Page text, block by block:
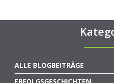
ALLE BLOGBEITRÄGE